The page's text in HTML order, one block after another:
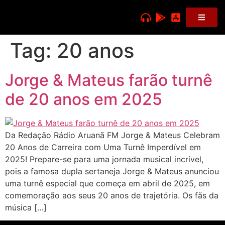
Tag: 20 anos
Jorge & Mateus farão turnê
de 20 anos em 2025
Da Redação Rádio Aruanã FM Jorge & Mateus Celebram
20 Anos de Carreira com Uma Turnê Imperdível em
2025! Prepare-se para uma jornada musical incrível,
pois a famosa dupla sertaneja Jorge & Mateus anunciou
uma turnê especial que começa em abril de 2025, em
comemoração aos seus 20 anos de trajetória. Os fãs da
música […]